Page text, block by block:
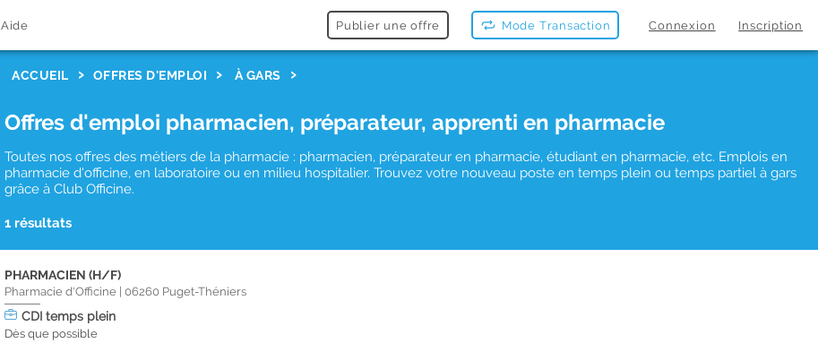
Aide Publier une offre Mode Transaction Connexion Inscription
ACCUEIL OFFRES D'EMPLOI À GARS
Offres d'emploi pharmacien, préparateur, apprenti en pharmacie
Toutes nos offres des métiers de la pharmacie : pharmacien, préparateur en pharmacie, étudiant en pharmacie, etc. Emplois en
pharmacie d'officine, en laboratoire ou en milieu hospitalier. Trouvez votre nouveau poste en temps plein ou temps partiel à gars
grâce à Club Officine.
1 résultats
PHARMACIEN (H/F)
Pharmacie d'Officine |06260 Puget-Théniers
CDItemps plein
Dès que possible